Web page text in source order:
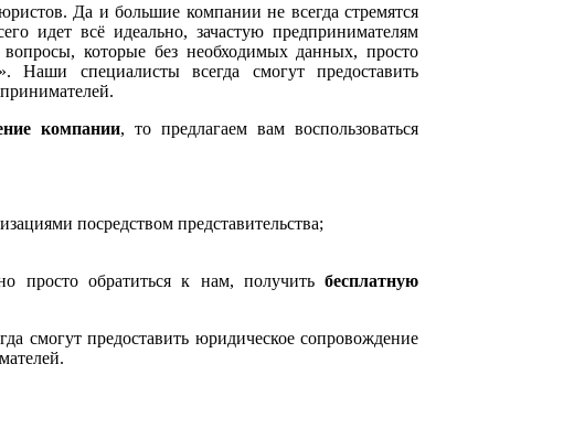
Да и большие компании не всегда стремятся
идет всё идеально, зачастую предпринимателям
которые без необходимых данных, просто
Наши специалисты всегда смогут предоставить
компании, то предлагаем вам воспользоваться
посредством представительства;
просто обратиться к нам, получитьбесплатную
смогут предоставить юридическое сопровождение